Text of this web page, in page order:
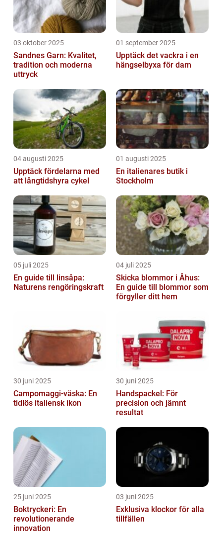
03 oktober 2025
Sandnes Garn: Kvalitet,
tradition och moderna
uttryck
01 september 2025
Upptäck det vackra i en
hängselbyxa för dam
04 augusti 2025
Upptäck fördelarna med
att långtidshyra cykel
01 augusti 2025
En italienares butik i
Stockholm
05 juli 2025
En guide till linsåpa:
Naturens rengöringskraft
04 juli 2025
Skicka blommor i Åhus:
En guide till blommor som
förgyller ditt hem
30 juni 2025
Campomaggi-väska: En
tidlös italiensk ikon
30 juni 2025
Handspackel: För
precision och jämnt
resultat
25 juni 2025
Boktryckeri: En
revolutionerande
innovation
03 juni 2025
Exklusiva klockor för alla
tillfällen